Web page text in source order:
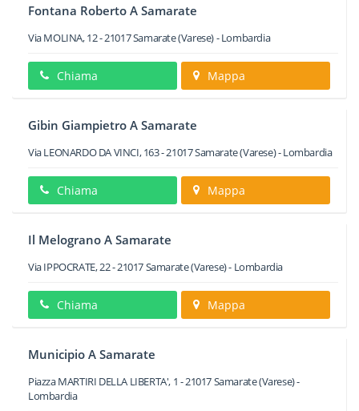
Fontana Roberto A Samarate
Via MOLINA, 12-21017Samarate(Varese) -Lombardia
Chiama Mappa
Gibin Giampietro A Samarate
Via LEONARDO DA VINCI, 163-21017Samarate(Varese) -Lombardia
Chiama Mappa
Il Melograno A Samarate
Via IPPOCRATE, 22-21017Samarate(Varese) - Lombardia
Chiama Mappa
Municipio A Samarate
Piazza MARTIRI DELLA LIBERTA', 1 -21017Samarate(Varese) -
Lombardia